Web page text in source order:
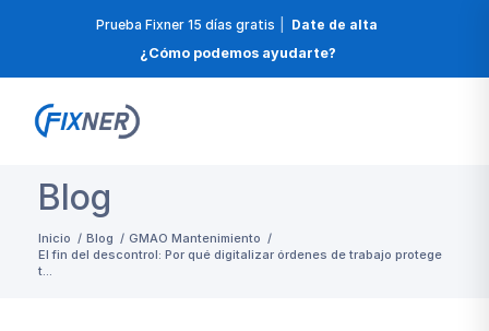
Prueba Fixner 15 días gratis
Date de alta
¿Cómo podemos ayudarte?
Blog
Inicio / Blog / GMAO Mantenimiento /
El fin del descontrol: Por qué digitalizar órdenes de trabajo protege
t...